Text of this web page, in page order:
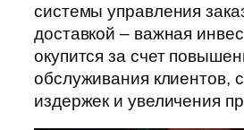
системы управления
доставкой – важная
окупится за счет
обслуживания клиентов,
издержек и увеличения